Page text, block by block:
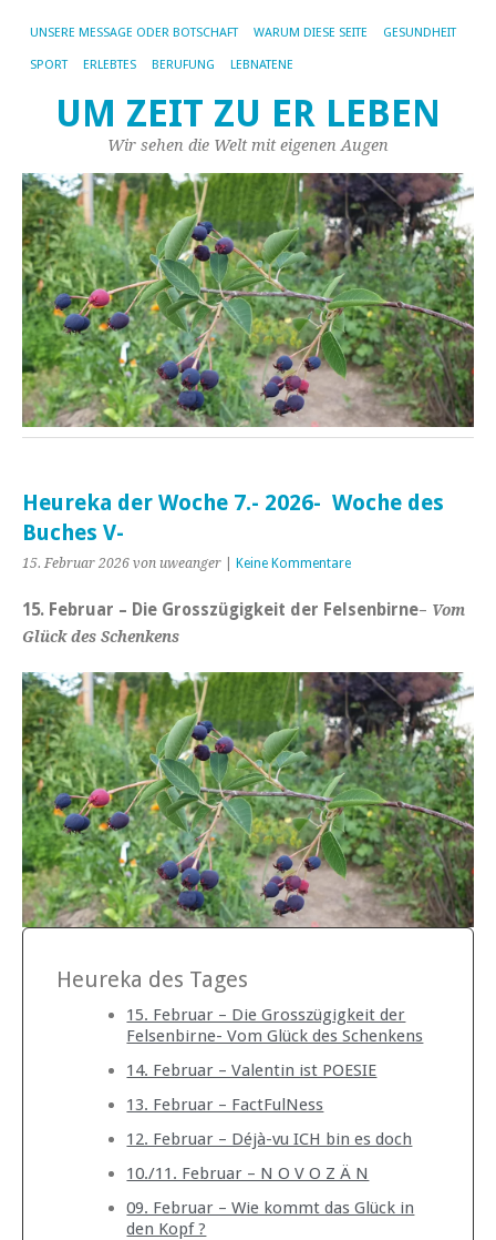
UNSERE MESSAGE ODER BOTSCHAFT WARUM DIESE SEITE GESUNDHEIT
SPORT ERLEBTES BERUFUNG LEBNATENE
UM ZEIT ZU ER LEBEN
Wir sehen die Welt mit eigenen Augen
Heureka der Woche 7.- 2026- Woche des
Buches V-
15. Februar 2026 von uweanger Keine Kommentare
15. Februar – Die Grosszügigkeit der Felsenbirne– Vom
Glück des Schenkens
Heureka des Tages
15. Februar – Die Grosszügigkeit der
Felsenbirne- Vom Glück des Schenkens
14. Februar – Valentin ist POESIE
13. Februar – FactFulNess
12. Februar – Déjà-vu ICH bin es doch
10./11. Februar – N O V O Z Ä N
09. Februar – Wie kommt das Glück in
den Kopf ?